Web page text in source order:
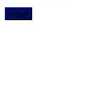
tutup